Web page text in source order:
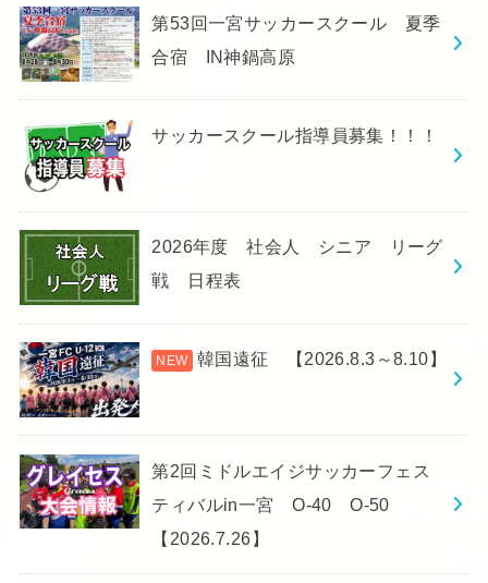
第53回一宮サッカースクール 夏季
合宿 IN神鍋高原
サッカースクール指導員募集！！！
2026年度 社会人 シニア リーグ
戦 日程表
韓国遠征 【2026.8.3～8.10】
第2回ミドルエイジサッカーフェス
ティバルin一宮 O-40 O-50
【2026.7.26】